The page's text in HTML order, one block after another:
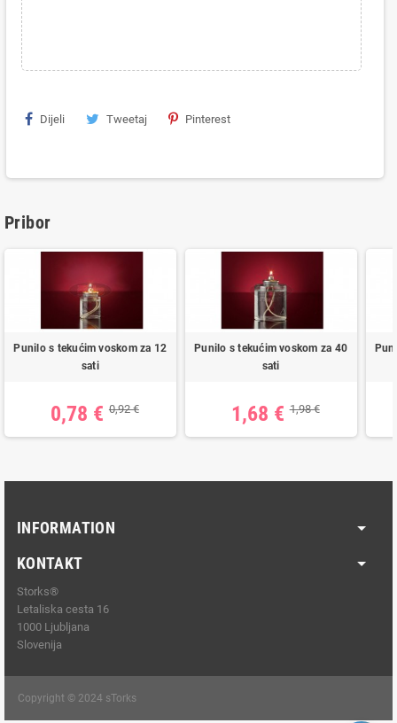
Dijeli Tweetaj Pinterest
Pribor
Punilo s tekućim voskom za 12
sati
0,78 € 0,92 €
Punilo s tekućim voskom za 40
sati
1,68 € 1,98 €
INFORMATION
KONTAKT
Storks®
Letaliska cesta 16
1000 Ljubljana
Slovenija
Copyright © 2024 sTorks